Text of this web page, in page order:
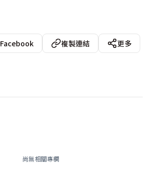
Facebook 複製連結
更多
尚無相關專欄